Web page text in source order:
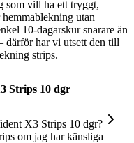
som vill ha ett tryggt,
utan
10-dagarskur snarare än
därför har vi utsett den till
strips.
Strips 10 dgr
X3 Strips 10 dgr?
om jag har känsliga